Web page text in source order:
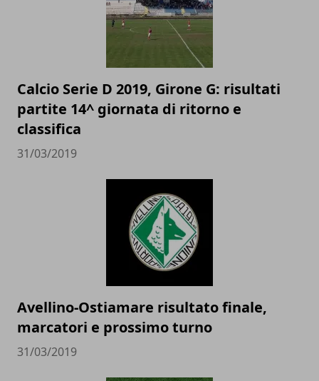
Calcio Serie D 2019, Girone G: risultati
partite 14^ giornata di ritorno e
classifica
31/03/2019
Avellino-Ostiamare risultato finale,
marcatori e prossimo turno
31/03/2019